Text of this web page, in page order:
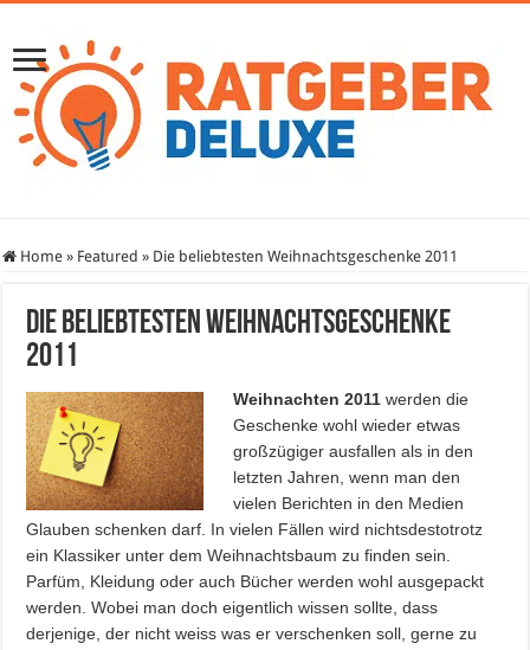
Home » Featured » Die beliebtesten Weihnachtsgeschenke 2011
Die beliebtesten Weihnachtsgeschenke
2011
Weihnachten 2011 werden die
Geschenke wohl wieder etwas
großzügiger ausfallen als in den
letzten Jahren, wenn man den
vielen Berichten in den Medien
Glauben schenken darf. In vielen Fällen wird nichtsdestotrotz
ein Klassiker unter dem Weihnachtsbaum zu finden sein.
Parfüm, Kleidung oder auch Bücher werden wohl ausgepackt
werden. Wobei man doch eigentlich wissen sollte, dass
derjenige, der nicht weiss was er verschenken soll, gerne zu